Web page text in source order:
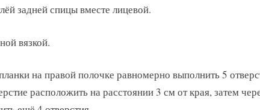
задней спицы вместе лицевой.
вязкой.
на правой полочке равномерно выполнить 5
расположить на расстоянии 3 см от края, затем